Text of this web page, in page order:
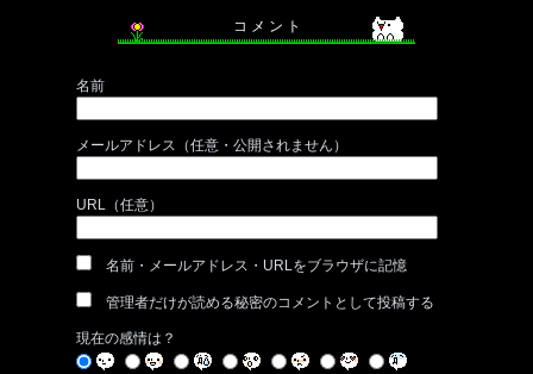
コ メ ン ト
名前
メールアドレス（任意・公開されません）
URL（任意）
名前・メールアドレス・URLをブラウザに記憶
管理者だけが読める秘密のコメントとして投稿する
現在の感情は？